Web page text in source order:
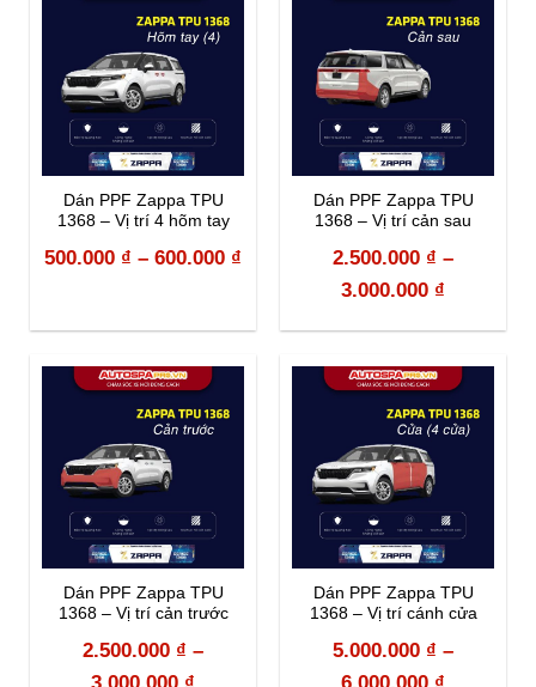
Dán PPF Zappa TPU
1368 – Vị trí 4 hõm tay
500.000 ₫ – 600.000 ₫
Dán PPF Zappa TPU
1368 – Vị trí cản sau
2.500.000 ₫ –
3.000.000 ₫
Dán PPF Zappa TPU
1368 – Vị trí cản trước
2.500.000 ₫ –
Dán PPF Zappa TPU
1368 – Vị trí cánh cửa
5.000.000 ₫ –